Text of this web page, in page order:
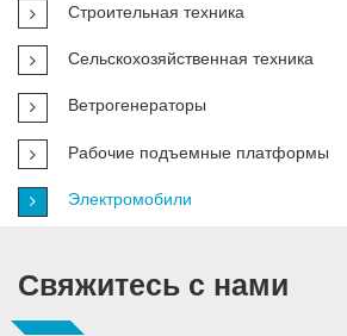
Cтроительная техника
Сельскохозяйственная техника
Ветрогенераторы
Рабочие подъемные платформы
Электромобили
Свяжитесь с нами